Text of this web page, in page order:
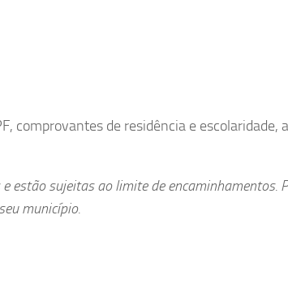
comprovantes de residência e escolaridade,
estão sujeitas ao limite de encaminhamentos.
município.